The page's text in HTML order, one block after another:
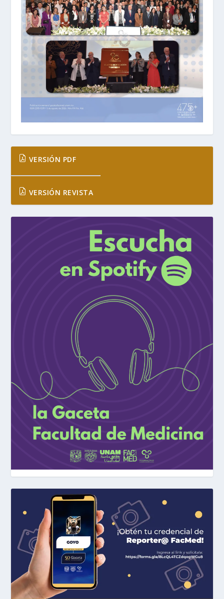
VERSIÓN PDF
VERSIÓN REVISTA